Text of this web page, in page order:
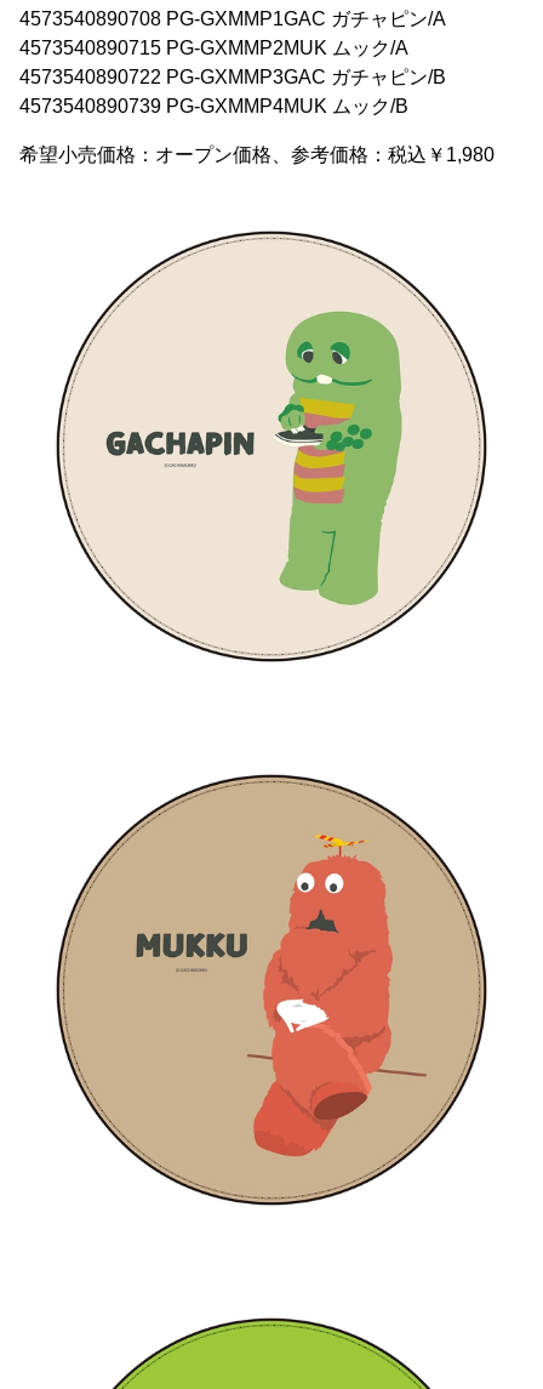
4573540890708 PG-GXMMP1GAC ガチャピン/A
4573540890715 PG-GXMMP2MUK ムック/A
4573540890722 PG-GXMMP3GAC ガチャピン/B
4573540890739 PG-GXMMP4MUK ムック/B
希望小売価格：オープン価格、参考価格：税込￥1,980